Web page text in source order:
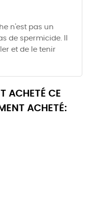
n'est pas un
de spermicide. Il
et de le tenir
ACHETÉ CE
ACHETÉ: